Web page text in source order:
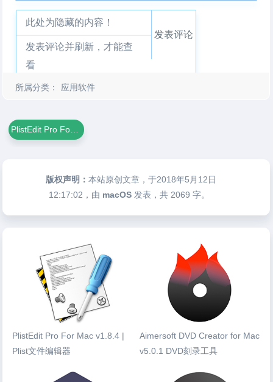
此处为隐藏的内容！
发表评论并刷新，才能查
看
发表评论
所属分类： 应用软件
版权声明：本站原创文章，于2018年5月12日
12:17:02 ，由 macOS 发表，共 2069 字。
PlistEdit Pro For Mac v1.8.4 |
Plist文件编辑器
Aimersoft DVD Creator for Mac
v5.0.1 DVD刻录工具